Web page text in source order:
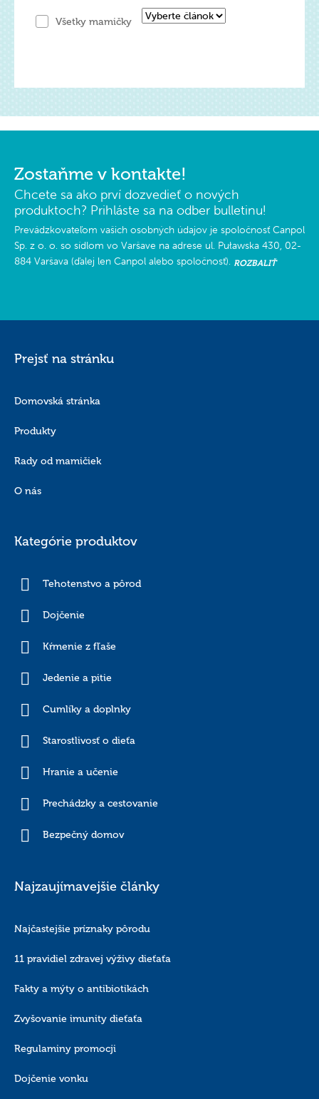
Všetky mamičky
Zostaňme v kontakte!
Chcete sa ako prví dozvedieť o nových
produktoch? Prihláste sa na odber bulletinu!
Prevádzkovateľom vašich osobných údajov je spoločnosť Canpol
Sp. z o. o. so sídlom vo Varšave na adrese ul. Puławska 430, 02-
884 Varšava (ďalej len Canpol alebo spoločnosť). ROZBALIŤ
Prejsť na stránku
Domovská stránka
Produkty
Rady od mamičiek
O nás
Kategórie produktov
Tehotenstvo a pôrod
Dojčenie
Kŕmenie z fľaše
Jedenie a pitie
Cumlíky a doplnky
Starostlivosť o dieťa
Hranie a učenie
Prechádzky a cestovanie
Bezpečný domov
Najzaujímavejšie články
Najčastejšie príznaky pôrodu
11 pravidiel zdravej výživy dieťaťa
Fakty a mýty o antibiotikách
Zvyšovanie imunity dieťaťa
Regulaminy promocji
Dojčenie vonku